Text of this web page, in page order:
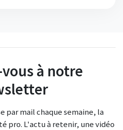
à notre
par mail chaque semaine, la
pro. L'actu à retenir, une vidéo